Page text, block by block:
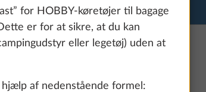
for HOBBY-køretøjer til bagage
er for at sikre, at du kan
eller legetøj) uden at
af nedenstående formel: